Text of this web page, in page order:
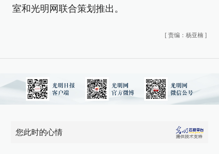
室和光明网联合策划推出。
[ 责编：杨亚楠 ]
您此时的心情